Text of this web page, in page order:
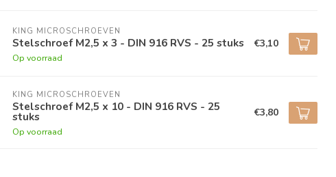
KING MICROSCHROEVEN
Stelschroef M2,5 x 3 - DIN 916 RVS - 25 stuks
Op voorraad
€3,10
KING MICROSCHROEVEN
Stelschroef M2,5 x 10 - DIN 916 RVS - 25
stuks
Op voorraad
€3,80